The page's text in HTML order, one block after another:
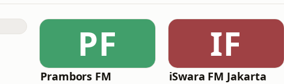
PF
Prambors FM
IF
iSwara FM Jakarta